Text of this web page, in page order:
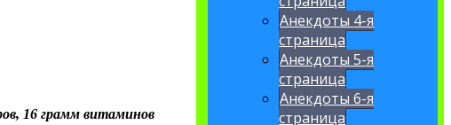
16 грамм витаминов
Анекдоты 4-я
страница
Анекдоты 5-я
страница
Анекдоты 6-я
страница